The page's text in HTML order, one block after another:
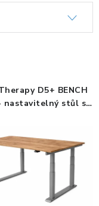
D5+ BENCH
nastavitelný stůl s